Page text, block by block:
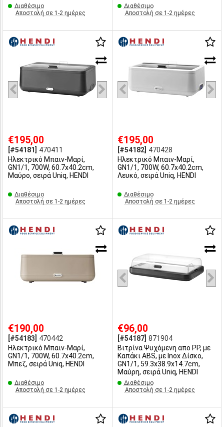
Διαθέσιμο
Αποστολή σε 1-2 ημέρες
Διαθέσιμο
Αποστολή σε 1-2 ημέρες
€195,00
[#54181]
470411
Ηλεκτρικό Μπαιν-Μαρί,
GN1/1, 700W, 60.7x40.2cm,
Μαύρο, σειρά Uniq, HENDI
Διαθέσιμο
Αποστολή σε 1-2 ημέρες
€195,00
[#54182] 470428
Ηλεκτρικό Μπαιν-Μαρί,
GN1/1, 700W, 60.7x40.2cm,
Λευκό, σειρά Uniq, HENDI
Διαθέσιμο
Αποστολή σε 1-2 ημέρες
€190,00
[#54183]
470442
Ηλεκτρικό Μπαιν-Μαρί,
GN1/1, 700W, 60.7x40.2cm,
Μπεζ, σειρά Uniq, HENDI
Διαθέσιμο
Αποστολή σε 1-2 ημέρες
€96,00
[#54187] 871904
Βιτρίνα Ψυχόμενη απο PP, με
Καπάκι ABS, με Inox Δίσκο,
GN1/1, 59.3x38.9x14.7cm,
Μαύρη, σειρά Uniq, HENDI
Διαθέσιμο
Αποστολή σε 1-2 ημέρες